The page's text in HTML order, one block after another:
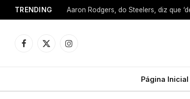
TRENDING
Facebook
X
Instagram
Página Inicial